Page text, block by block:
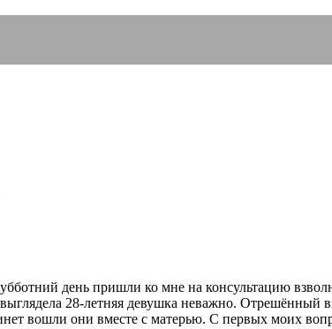
день пришли ко мне на консультацию
28-летняя девушка неважно. Отрешённый
вошли они вместе с матерью. С первых моих